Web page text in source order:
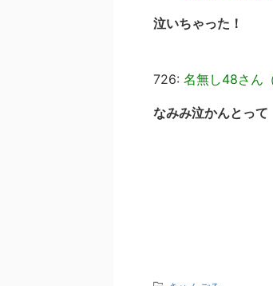
泣いちゃった！
726: 名無し48さん
なみみ泣かんとって